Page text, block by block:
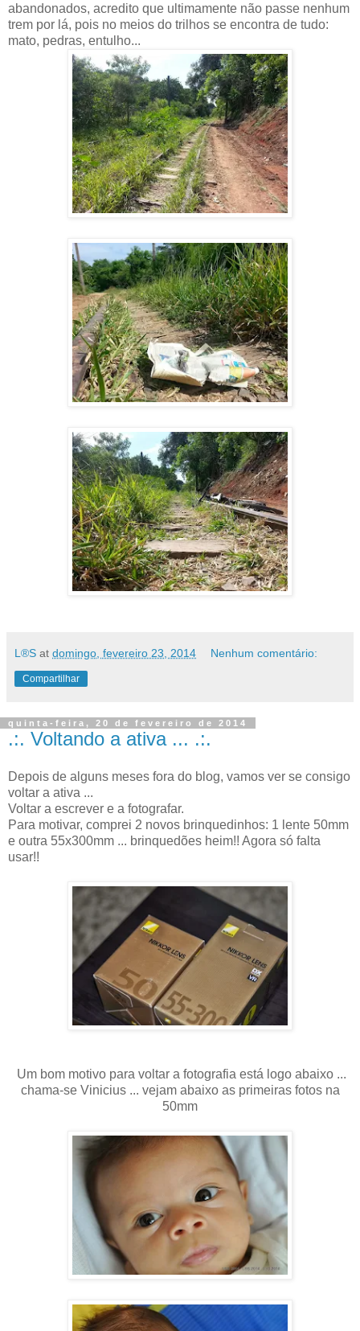
abandonados, acredito que ultimamente não passe nenhum
trem por lá, pois no meios do trilhos se encontra de tudo:
mato, pedras, entulho...
L®S at domingo, fevereiro 23, 2014 Nenhum comentário:
Compartilhar
quinta-feira, 20 de fevereiro de 2014
.:. Voltando a ativa ... .:.
Depois de alguns meses fora do blog, vamos ver se consigo
voltar a ativa ...
Voltar a escrever e a fotografar.
Para motivar, comprei 2 novos brinquedinhos: 1 lente 50mm
e outra 55x300mm ... brinquedões heim!! Agora só falta
usar!!
Um bom motivo para voltar a fotografia está logo abaixo ...
chama-se Vinicius ... vejam abaixo as primeiras fotos na
50mm